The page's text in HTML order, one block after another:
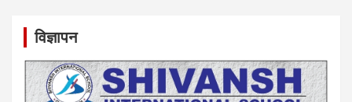
विज्ञापन